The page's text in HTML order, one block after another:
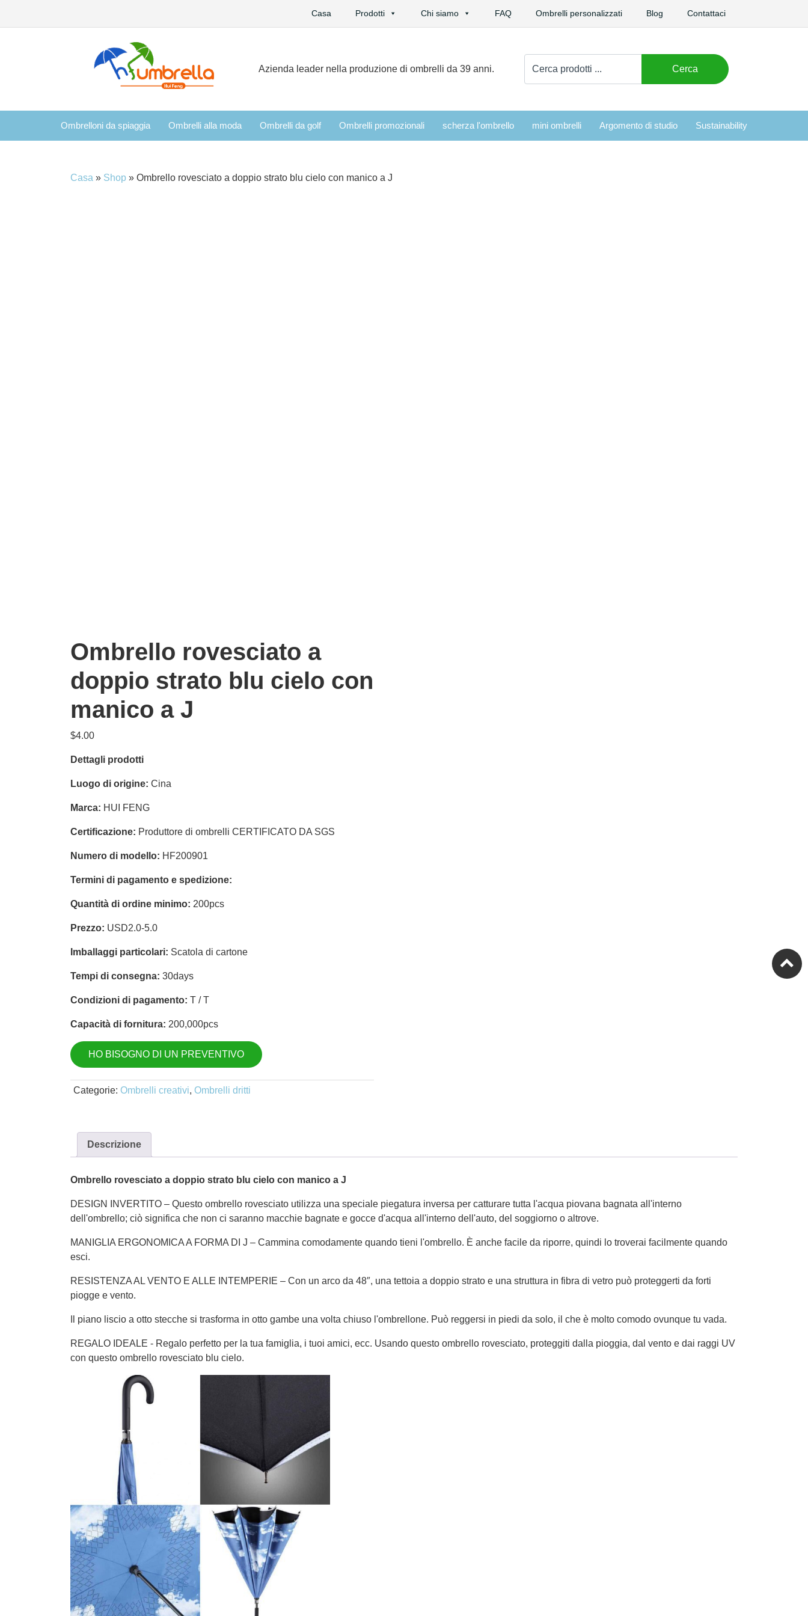
Casa Prodotti Chi siamo FAQ Ombrelli personalizzati Blog Contattaci
Azienda leader nella produzione di ombrelli da 39 anni.
Cerca
Ombrelloni da spiaggia Ombrelli alla moda Ombrelli da golf Ombrelli promozionali scherza l'ombrello mini ombrelli Argomento di studio Sustainability
Casa » Shop » Ombrello rovesciato a doppio strato blu cielo con manico a J
Ombrello rovesciato a
doppio strato blu cielo con
manico a J
$4.00
Dettagli prodotti
Luogo di origine: Cina
Marca: HUI FENG
Certificazione: Produttore di ombrelli CERTIFICATO DA SGS
Numero di modello: HF200901
Termini di pagamento e spedizione:
Quantità di ordine minimo: 200pcs
Prezzo: USD2.0-5.0
Imballaggi particolari: Scatola di cartone
Tempi di consegna: 30days
Condizioni di pagamento: T / T
Capacità di fornitura: 200,000pcs
HO BISOGNO DI UN PREVENTIVO
Categorie: Ombrelli creativi, Ombrelli dritti
Descrizione
Ombrello rovesciato a doppio strato blu cielo con manico a J
DESIGN INVERTITO – Questo ombrello rovesciato utilizza una speciale piegatura inversa per catturare tutta l'acqua piovana bagnata all'interno
dell'ombrello; ciò significa che non ci saranno macchie bagnate e gocce d'acqua all'interno dell'auto, del soggiorno o altrove.
MANIGLIA ERGONOMICA A FORMA DI J – Cammina comodamente quando tieni l'ombrello. È anche facile da riporre, quindi lo troverai facilmente quando
esci.
RESISTENZA AL VENTO E ALLE INTEMPERIE – Con un arco da 48″, una tettoia a doppio strato e una struttura in fibra di vetro può proteggerti da forti
piogge e vento.
Il piano liscio a otto stecche si trasforma in otto gambe una volta chiuso l'ombrellone. Può reggersi in piedi da solo, il che è molto comodo ovunque tu vada.
REGALO IDEALE - Regalo perfetto per la tua famiglia, i tuoi amici, ecc. Usando questo ombrello rovesciato, proteggiti dalla pioggia, dal vento e dai raggi UV
con questo ombrello rovesciato blu cielo.